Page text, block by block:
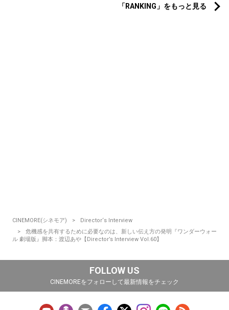
「RANKING」をもっと見る
CINEMORE(シネモア)
Director‘s Interview
危機感を共有するために必要なのは、新しい伝え方の発明『ワンダーウォー
ル 劇場版』脚本：渡辺あや【Director’s Interview Vol.60】
FOLLOW US
CINEMOREをフォローして最新情報をチェック